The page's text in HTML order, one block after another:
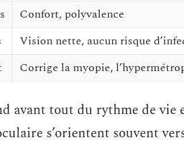
Confort, polyvalence
Vision nette, aucun risque
Corrige la myopie,
avant tout du rythme de
s’orientent souvent